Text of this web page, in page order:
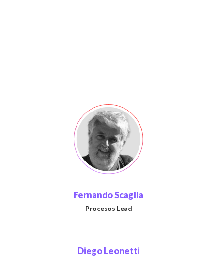
Fernando Scaglia
Procesos Lead
Diego Leonetti